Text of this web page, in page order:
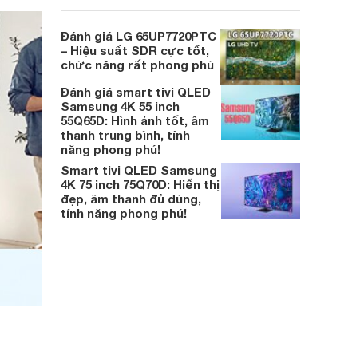
giá phổ thông thì Coocaa 55Y73 hứa hẹn
sẽ là một lựa chọn đáng tham khảo
Đánh giá LG 65UP7720PTC
– Hiệu suất SDR cực tốt,
chức năng rất phong phú
Đánh giá smart tivi QLED
Samsung 4K 55 inch
55Q65D: Hình ảnh tốt, âm
thanh trung bình, tính
năng phong phú!
Smart tivi QLED Samsung
4K 75 inch 75Q70D: Hiển thị
đẹp, âm thanh đủ dùng,
tính năng phong phú!